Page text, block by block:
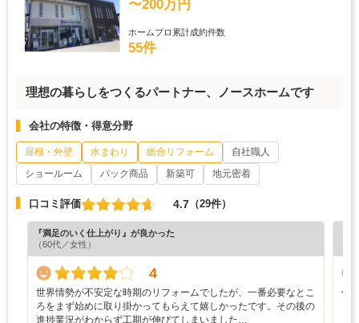
〜200万円
ホームプロ累計成約件数
55件
理想の暮らしをつくるパートナー、ノースホームです
会社の特徴・得意分野
屋根・外壁 水まわり 総合リフォーム
自社職人
ショールーム
パック商品 新築可 地元密着
口コミ評価 4.7 （29件）
『満足のいく仕上がり』が良かった
（60代／女性）
4
世界情勢が不安定な時期のリフォームでしたが、一番必要なとこ
ろをまず始めに取り掛かってもらえて嬉しかったです。その後の
進捗業況がわからず工期が伸びてしまいました…
信